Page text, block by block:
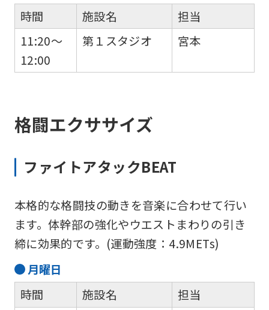
時間
11:20～
12:00
施設名
第１スタジオ
担当
宮本
格闘エクササイズ
ファイトアタックBEAT
本格的な格闘技の動きを音楽に合わせて行い
ます。体幹部の強化やウエストまわりの引き
締に効果的です。(運動強度：4.9METs)
月曜日
時間
施設名
担当